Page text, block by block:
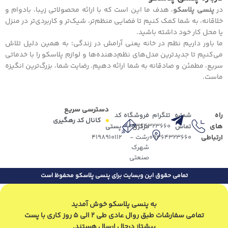
درپنسی پلاسکو، هدف ما این است که با ارائه محصولاتی زیبا، بادوام و
خلاقانه، به شما کمک کنیم تا فضایی منظم‌تر، شیک‌تر و کاربردی‌تر در منزل
یا محل کار خود داشته باشید.
ما باور داریم نظم در خانه یعنی آرامش در زندگی؛ به همین دلیل تلاش
می‌کنیم تا جدیدترین مدل‌های نظم‌دهنده‌ها و لوازم پلاسکو را با خدماتی
سریع، مطمئن و صادقانه به شما ارائه دهیم. رضایت شما، بزرگ‌ترین انگیزه
ماست.
دسترسی سریع
کانال کد رهگیری
راه
های
ارتباطی
شماره
تماس
09364323660
تلگرام
09364323660
فروشگاه
مرکزی
رشت -
شهرک
صنعتی
کد
پستی
4198910112
تمامی حقوق این وبسایت برای پنسی پلاسکو محفوظ است
به پنسی پلاسکو خوش آمدید
تمامی سفارشات طبق روال عادی طی 2 الی 5 روز کاری با پست